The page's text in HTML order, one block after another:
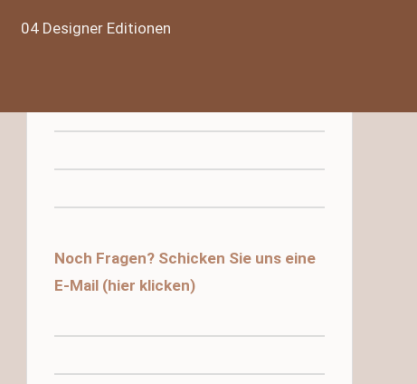
04 Designer Editionen
Noch Fragen? Schicken Sie uns eine
E-Mail (hier klicken)